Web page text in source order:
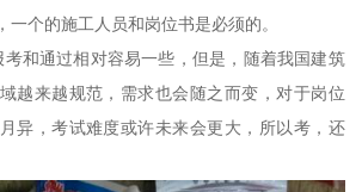
一个的施工人员和岗位书是必须的。
和通过相对容易一些，但是，随着我国建筑
越来越规范，需求也会随之而变，对于岗位
异，考试难度或许未来会更大，所以考，还